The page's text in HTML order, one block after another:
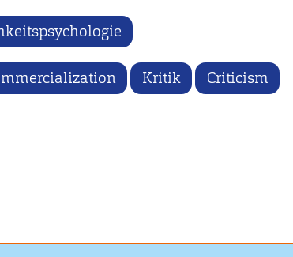
Kritik Criticism